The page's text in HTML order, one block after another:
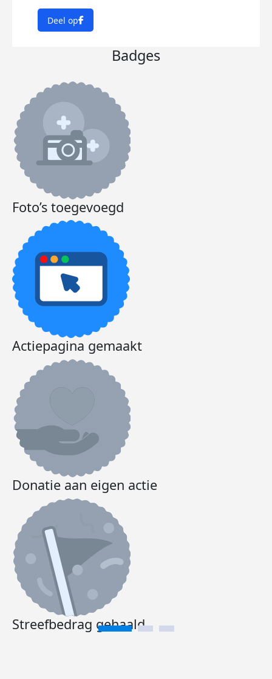
Deel op
Badges
Foto’s toegevoegd
Actiepagina gemaakt
Donatie aan eigen actie
Streefbedrag gehaald